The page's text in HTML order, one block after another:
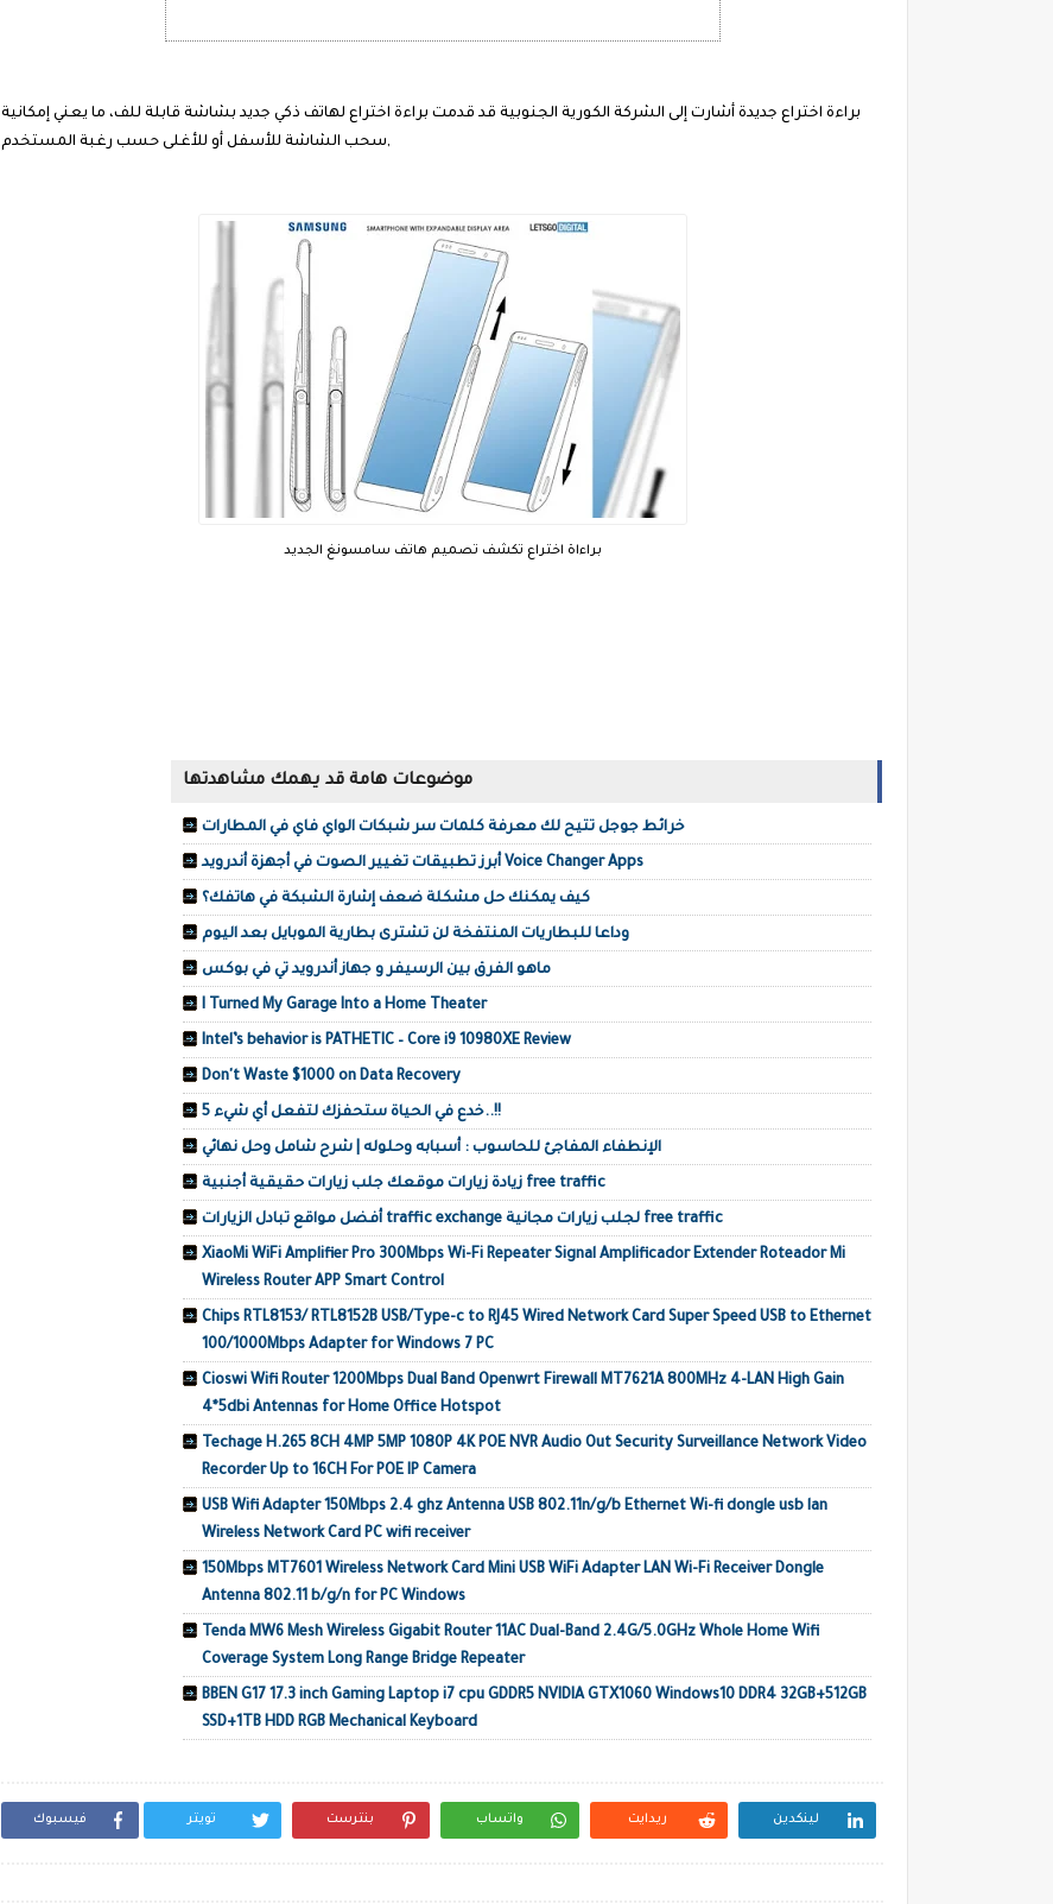
براءة اختراع جديدة أشارت إلى الشركة الكورية الجنوبية قد قدمت براءة اختراع لهاتف ذكي جديد بشاشة قابلة للف، ما يعني إمكانية
سحب الشاشة للأسفل أو للأغلى حسب رغبة المستخدم,
براءاة اختراع تكشف تصميم هاتف سامسونغ الجديد
موضوعات هامة قد يهمك مشاهدتها
خرائط جوجل تتيح لك معرفة كلمات سر شبكات الواي فاي في المطارات
أبرز تطبيقات تغيير الصوت في أجهزة أندرويد Voice Changer Apps
كيف يمكنك حل مشكلة ضعف إشارة الشبكة في هاتفك؟
وداعا للبطاريات المنتفخة لن تشترى بطارية الموبايل بعد اليوم
ماهو الفرق بين الرسيفر و جهاز أندرويد تي في بوكس
I Turned My Garage Into a Home Theater
Intel’s behavior is PATHETIC – Core i9 10980XE Review
Don't Waste $1000 on Data Recovery
5 خدع في الحياة ستحفزك لتفعل أي شيء..!!
الإنطفاء المفاجئ للحاسوب : أسبابه وحلوله | شرح شامل وحل نهائي
زيادة زيارات موقعك جلب زيارات حقيقية أجنبية free traffic
أفضل مواقع تبادل الزيارات traffic exchange لجلب زيارات مجانية free traffic
XiaoMi WiFi Amplifier Pro 300Mbps Wi-Fi Repeater Signal Amplificador Extender Roteador Mi
Wireless Router APP Smart Control
Chips RTL8153/ RTL8152B USB/Type-c to RJ45 Wired Network Card Super Speed USB to Ethernet
100/1000Mbps Adapter for Windows 7 PC
Cioswi Wifi Router 1200Mbps Dual Band Openwrt Firewall MT7621A 800MHz 4-LAN High Gain
4*5dbi Antennas for Home Office Hotspot
Techage H.265 8CH 4MP 5MP 1080P 4K POE NVR Audio Out Security Surveillance Network Video
Recorder Up to 16CH For POE IP Camera
USB Wifi Adapter 150Mbps 2.4 ghz Antenna USB 802.11n/g/b Ethernet Wi-fi dongle usb lan
Wireless Network Card PC wifi receiver
150Mbps MT7601 Wireless Network Card Mini USB WiFi Adapter LAN Wi-Fi Receiver Dongle
Antenna 802.11 b/g/n for PC Windows
Tenda MW6 Mesh Wireless Gigabit Router 11AC Dual-Band 2.4G/5.0GHz Whole Home Wifi
Coverage System Long Range Bridge Repeater
BBEN G17 17.3 inch Gaming Laptop i7 cpu GDDR5 NVIDIA GTX1060 Windows10 DDR4 32GB+512GB
SSD+1TB HDD RGB Mechanical Keyboard
فيسبوك تويتر بنترست واتساب ريدايت لينكدين